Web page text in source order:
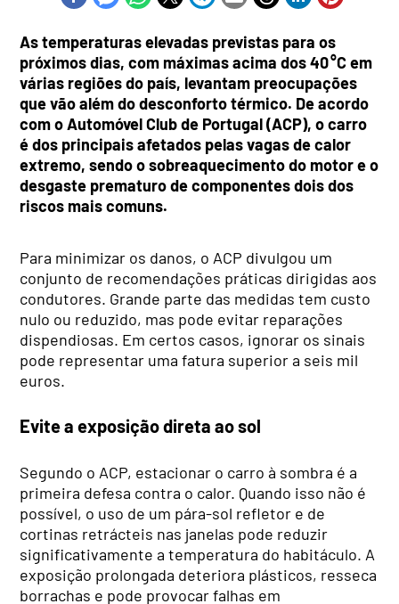
As temperaturas elevadas previstas para os
próximos dias, com máximas acima dos 40 °C em
várias regiões do país, levantam preocupações
que vão além do desconforto térmico. De acordo
com o Automóvel Club de Portugal (ACP), o carro
é dos principais afetados pelas vagas de calor
extremo, sendo o sobreaquecimento do motor e o
desgaste prematuro de componentes dois dos
riscos mais comuns.
Para minimizar os danos, o ACP divulgou um
conjunto de recomendações práticas dirigidas aos
condutores. Grande parte das medidas tem custo
nulo ou reduzido, mas pode evitar reparações
dispendiosas. Em certos casos, ignorar os sinais
pode representar uma fatura superior a seis mil
euros.
Evite a exposição direta ao sol
Segundo o ACP, estacionar o carro à sombra é a
primeira defesa contra o calor. Quando isso não é
possível, o uso de um pára-sol refletor e de
cortinas retrácteis nas janelas pode reduzir
significativamente a temperatura do habitáculo. A
exposição prolongada deteriora plásticos, resseca
borrachas e pode provocar falhas em